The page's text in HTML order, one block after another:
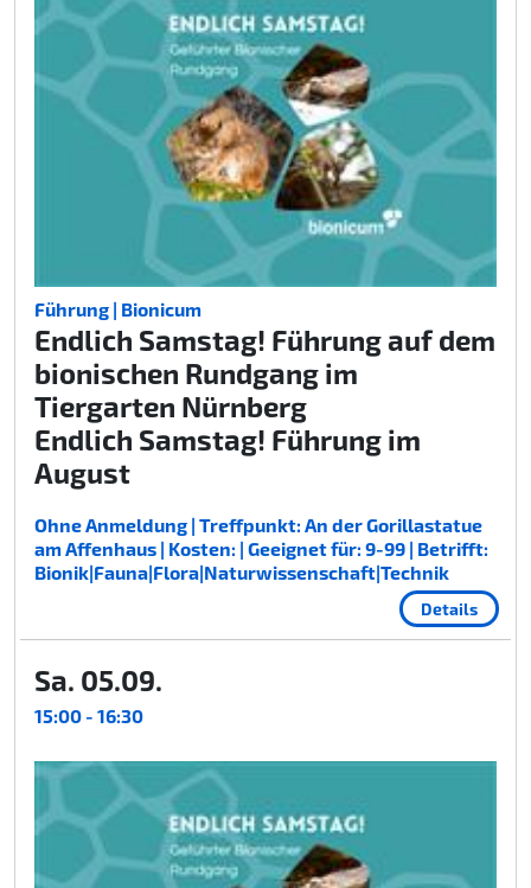
Führung | Bionicum
Endlich Samstag! Führung auf dem
bionischen Rundgang im
Tiergarten Nürnberg
Endlich Samstag! Führung im
August
Ohne Anmeldung | Treffpunkt: An der Gorillastatue
am Affenhaus | Kosten: | Geeignet für: 9-99 | Betrifft:
Bionik|Fauna|Flora|Naturwissenschaft|Technik
Details
Sa. 05.09.
15:00 - 16:30